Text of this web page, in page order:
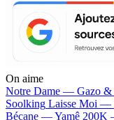
On aime
Notre Dame — Gazo &
Soolking Laisse Moi —
Bécane —Yamê 200K